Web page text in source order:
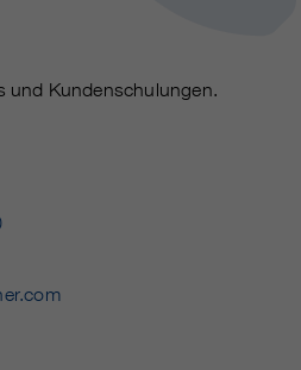
und Kundenschulungen.